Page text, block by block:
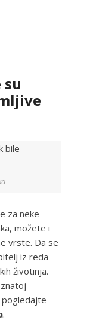
za neke
možete i
vrste. Da se
iz reda
životinja.
pogledajte
.